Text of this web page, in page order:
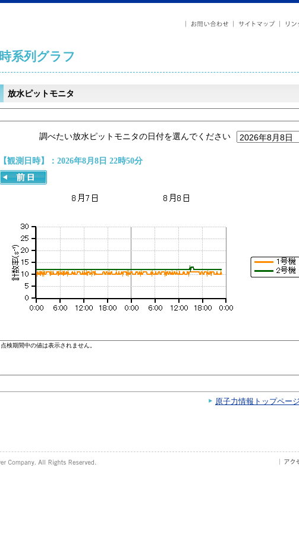
時系列グラフ
放水ピットモニタ
調べたい放水ピットモニタの日付を選んでください
【観測日時】：2026年8月8日 22時50分
原子力情報トップペー